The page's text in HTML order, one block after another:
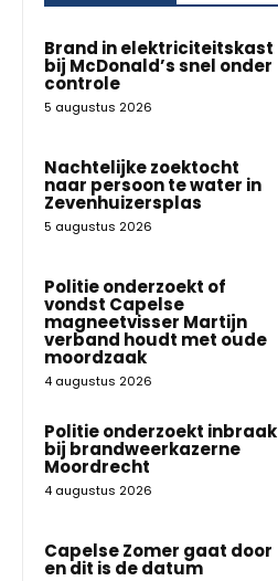
Brand in elektriciteitskast
bij McDonald’s snel onder
controle
5 augustus 2026
Nachtelijke zoektocht
naar persoon te water in
Zevenhuizersplas
5 augustus 2026
Politie onderzoekt of
vondst Capelse
magneetvisser Martijn
verband houdt met oude
moordzaak
4 augustus 2026
Politie onderzoekt inbraak
bij brandweerkazerne
Moordrecht
4 augustus 2026
Capelse Zomer gaat door
en dit is de datum